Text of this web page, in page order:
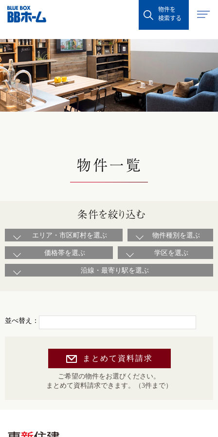
物件を
検索する
エリア・市区町村を選ぶ 物件種別を選ぶ
価格帯を選ぶ 学区を選ぶ
沿線・最寄り駅を選ぶ
並べ替え：
まとめて資料請求
ご希望の物件をお選びください。
まとめて資料請求できます。（3件まで）